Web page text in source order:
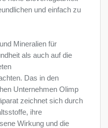
und einfach zu
Mineralien für
als auch auf die
Das in den
Unternehmen Olimp
zeichnet sich durch
ihre
Wirkung und die